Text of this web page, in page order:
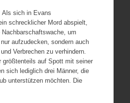
Als sich in Evans
schrecklicher Mord abspielt,
um
aufzudecken, sondern auch
Verbrechen zu verhindern.
größtenteils auf Spott mit seiner
sich lediglich drei Männer, die
unterstützen möchten. Die